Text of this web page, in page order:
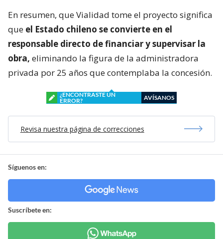
En resumen, que Vialidad tome el proyecto significa
que el Estado chileno se convierte en el
responsable directo de financiar y supervisar la
obra, eliminando la figura de la administradora
privada por 25 años que contemplaba la concesión.
¿ENCONTRASTE UN
ERROR?
AVÍSANOS
Revisa nuestra página de correcciones
Síguenos en:
Suscríbete en: